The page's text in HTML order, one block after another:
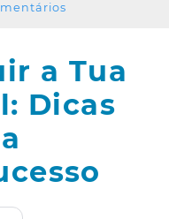
a Tua
Dicas